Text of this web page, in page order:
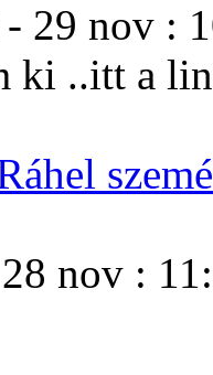
- 29 nov :
ki ..itt a
nov :